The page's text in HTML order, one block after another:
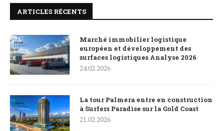
ARTICLES RÉCENTS
Marché immobilier logistique
européen et développement des
surfaces logistiques Analyse 2026
24.02.2026
La tour Palmera entre en construction
à Surfers Paradise sur la Gold Coast
21.02.2026